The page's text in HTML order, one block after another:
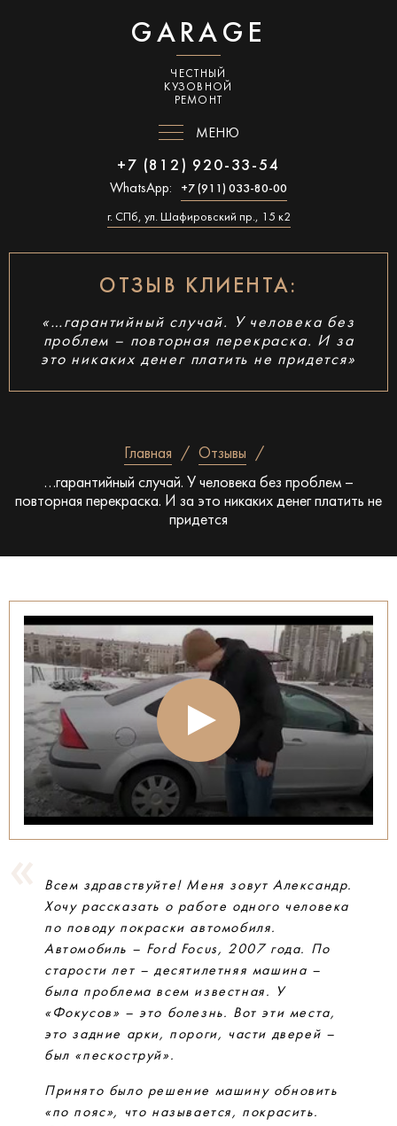
GARAGE
ЧЕСТНЫЙ
КУЗОВНОЙ
РЕМОНТ
МЕНЮ
+7 (812) 920-33-54
WhatsApp: +7 (911) 033-80-00
г. СПб, ул. Шафировский пр., 15 к2
ОТЗЫВ КЛИЕНТА:
«…гарантийный случай. У человека без
проблем – повторная перекраска. И за
это никаких денег платить не придется»
Главная
Отзывы
…гарантийный случай. У человека без проблем –
повторная перекраска. И за это никаких денег платить не
придется
Всем здравствуйте! Меня зовут Александр.
Хочу рассказать о работе одного человека
по поводу покраски автомобиля.
Автомобиль – Ford Focus, 2007 года. По
старости лет – десятилетняя машина –
была проблема всем известная. У
«Фокусов» – это болезнь. Вот эти места,
это задние арки, пороги, части дверей –
был «пескоструй».
Принято было решение машину обновить
«по пояс», что называется, покрасить.